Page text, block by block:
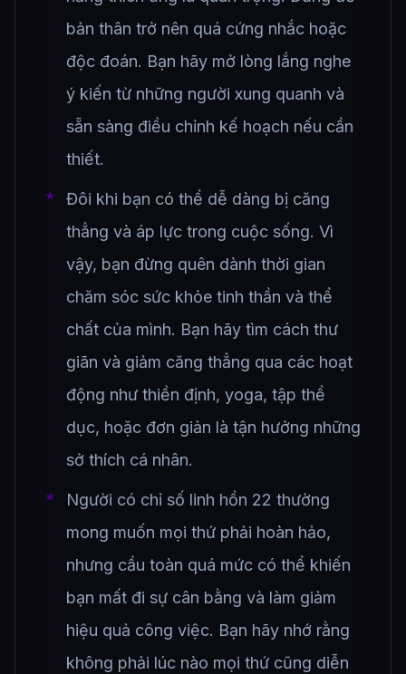
bản thân trở nên quá cứng nhắc hoặc
độc đoán. Bạn hãy mở lòng lắng nghe
ý kiến từ những người xung quanh và
sẵn sàng điều chỉnh kế hoạch nếu cần
thiết.
Đôi khi bạn có thể dễ dàng bị căng
thẳng và áp lực trong cuộc sống. Vì
vậy, bạn đừng quên dành thời gian
chăm sóc sức khỏe tinh thần và thể
chất của mình. Bạn hãy tìm cách thư
giãn và giảm căng thẳng qua các hoạt
động như thiền định, yoga, tập thể
dục, hoặc đơn giản là tận hưởng những
sở thích cá nhân.
Người có chỉ số linh hồn 22 thường
mong muốn mọi thứ phải hoàn hảo,
nhưng cầu toàn quá mức có thể khiến
bạn mất đi sự cân bằng và làm giảm
hiệu quả công việc. Bạn hãy nhớ rằng
không phải lúc nào mọi thứ cũng diễn